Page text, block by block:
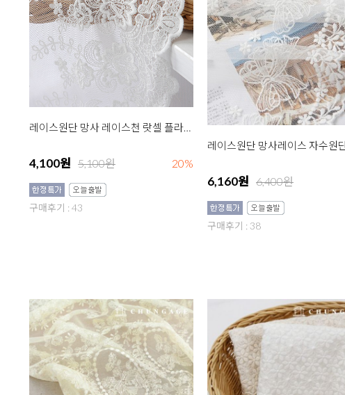
레이스원단 망사 레이스천 랏셀 플라워 대 R005 백아이
4,100원 5,100원 20%
구매후기 : 43
6,160원 6,400원
구매후기 : 38